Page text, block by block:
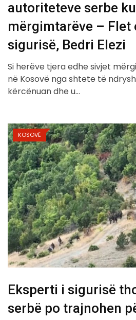
autoriteteve serbe
mërgimtarëve – Flet
sigurisë, Bedri Elezi
Si herëve tjera edhe sivjet
në Kosovë nga shtete të
kërcënuan dhe u…
KOSOVË
Eksperti i sigurisë
serbë po trajnohen